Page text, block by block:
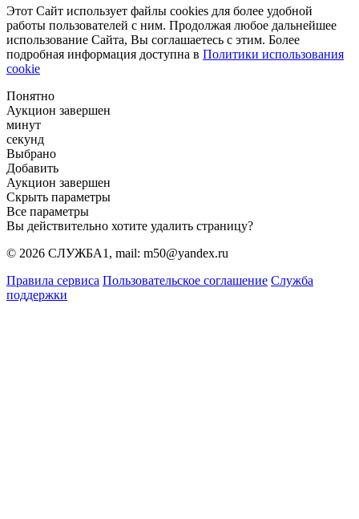
Этот Сайт использует файлы cookies для более удобной
работы пользователей с ним. Продолжая любое дальнейшее
использование Сайта, Вы соглашаетесь с этим. Более
подробная информация доступна в Политики использования
cookie
Понятно
Аукцион завершен
минут
секунд
Выбрано
Добавить
Аукцион завершен
Скрыть параметры
Все параметры
Вы действительно хотите удалить страницу?
© 2026 СЛУЖБА1, mail: m50@yandex.ru
Правила сервиса Пользовательское соглашение Служба
поддержки